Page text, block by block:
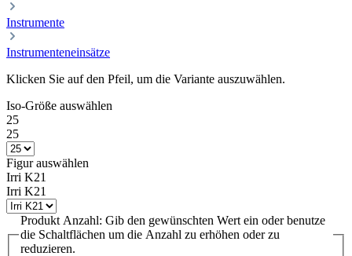
Instrumente
Instrumenteneinsätze
Klicken Sie auf den Pfeil, um die Variante auszuwählen.
Iso-Größe auswählen
25
25
Figurauswählen
Irri K21
Irri K21
Produkt Anzahl: Gib den gewünschten Wert ein oder benutze
die Schaltflächen um die Anzahl zu erhöhen oder zu
reduzieren.